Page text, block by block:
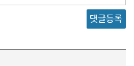
댓글등록